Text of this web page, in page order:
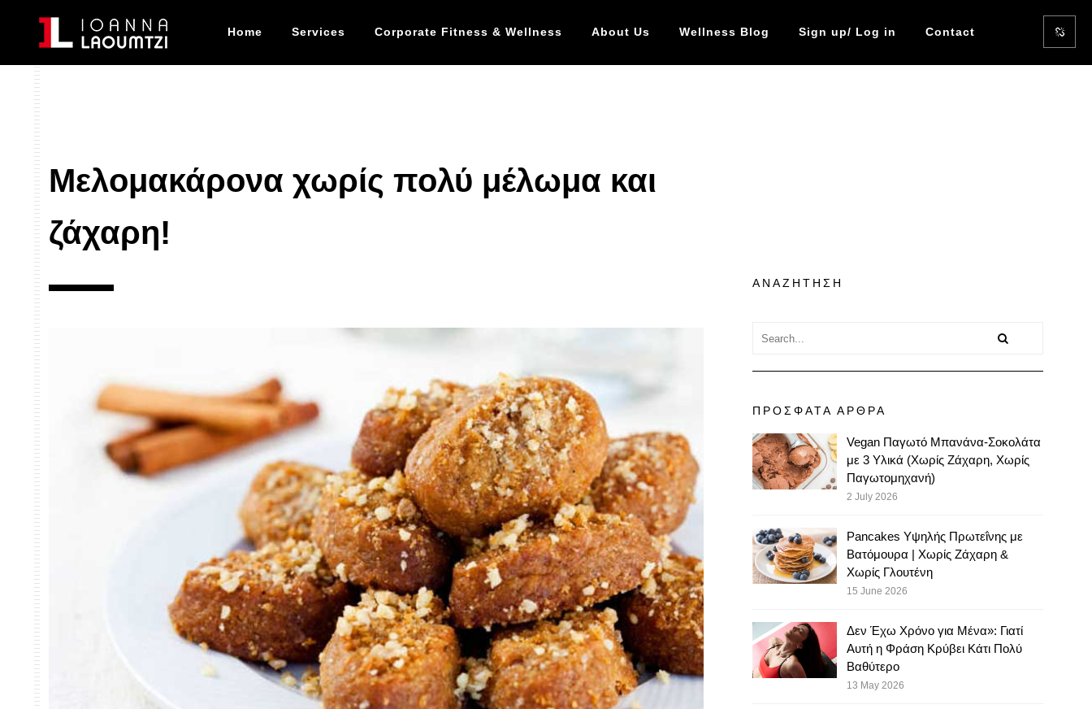
Home Services Corporate Fitness & Wellness About Us Wellness Blog Sign up/ Log in Contact
Μελομακάρονα χωρίς πολύ μέλωμα και
ζάχαρη!
ΑΝΑΖΗΤΗΣΗ
ΠΡΟΣΦΑΤΑ ΑΡΘΡΑ
Vegan Παγωτό Μπανάνα-Σοκολάτα
με 3 Υλικά (Χωρίς Ζάχαρη, Χωρίς
Παγωτομηχανή)
2 July 2026
Pancakes Υψηλής Πρωτεΐνης με
Βατόμουρα | Χωρίς Ζάχαρη &
Χωρίς Γλουτένη
15 June 2026
Δεν Έχω Χρόνο για Μένα»: Γιατί
Αυτή η Φράση Κρύβει Κάτι Πολύ
Βαθύτερο
13 May 2026